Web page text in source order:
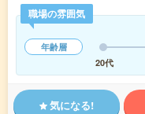
職場の雰囲気
年齢層
20代
気になる!